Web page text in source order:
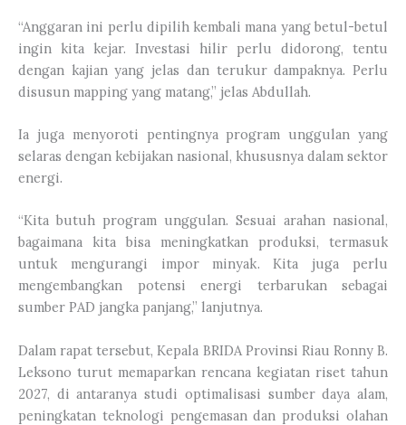
“Anggaran ini perlu dipilih kembali mana yang betul-betul
ingin kita kejar. Investasi hilir perlu didorong, tentu
dengan kajian yang jelas dan terukur dampaknya. Perlu
disusun mapping yang matang,” jelas Abdullah.
Ia juga menyoroti pentingnya program unggulan yang
selaras dengan kebijakan nasional, khususnya dalam sektor
energi.
“Kita butuh program unggulan. Sesuai arahan nasional,
bagaimana kita bisa meningkatkan produksi, termasuk
untuk mengurangi impor minyak. Kita juga perlu
mengembangkan potensi energi terbarukan sebagai
sumber PAD jangka panjang,” lanjutnya.
Dalam rapat tersebut, Kepala BRIDA Provinsi Riau Ronny B.
Leksono turut memaparkan rencana kegiatan riset tahun
2027, di antaranya studi optimalisasi sumber daya alam,
peningkatan teknologi pengemasan dan produksi olahan